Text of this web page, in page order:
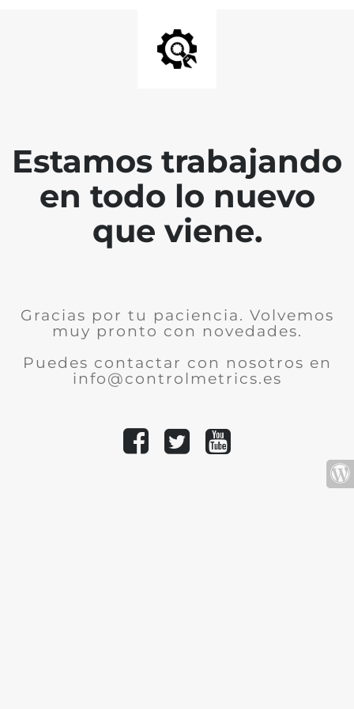
Estamos trabajando
en todo lo nuevo
que viene.
Gracias por tu paciencia. Volvemos
muy pronto con novedades.
Puedes contactar con nosotros en
info@controlmetrics.es